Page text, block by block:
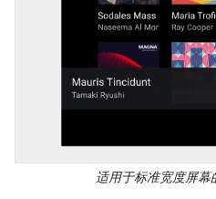
适用于标准宽度屏幕